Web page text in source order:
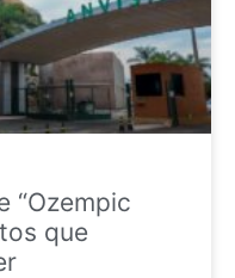
“Ozempic
que